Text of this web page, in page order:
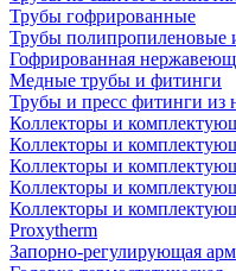
Трубы гофрированные
Трубы полипропиленовые
Гофрированная
Медные трубы и фитинги
Трубы и пресс фитинги
Коллекторы и
Коллекторы и
Коллекторы и
Коллекторы и
Коллекторы и
Proxytherm
Запорно-регулирующая